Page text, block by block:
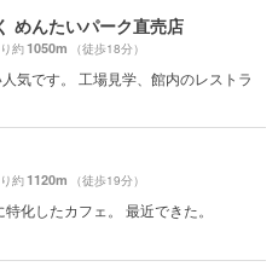
めんたいパーク直売店
約1050m （徒歩18分）
気です。 工場見学、館内のレストラ
約1120m （徒歩19分）
化したカフェ。 最近できた。